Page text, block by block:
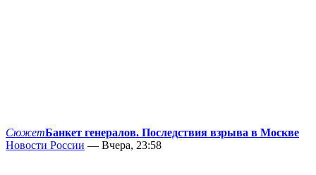
СюжетБанкет генералов. Последствия взрыва в Москве
Новости России — Вчера, 23:58